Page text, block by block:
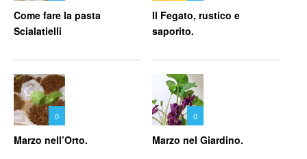
Come fare la pasta
Scialatielli
Il Fegato, rustico e
saporito.
0
Marzo nell’Orto.
0
Marzo nel Giardino.